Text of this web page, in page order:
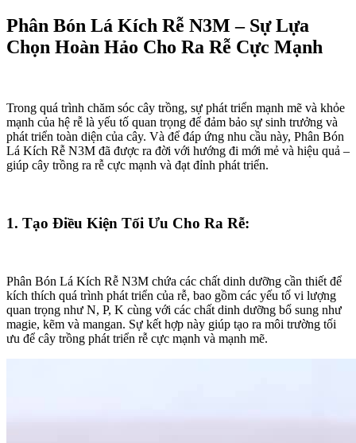
Phân Bón Lá Kích Rễ N3M – Sự Lựa
Chọn Hoàn Hảo Cho Ra Rễ Cực Mạnh
Trong quá trình chăm sóc cây trồng, sự phát triển mạnh mẽ và khỏe
mạnh của hệ rễ là yếu tố quan trọng để đảm bảo sự sinh trưởng và
phát triển toàn diện của cây. Và để đáp ứng nhu cầu này, Phân Bón
Lá Kích Rễ N3M đã được ra đời với hướng đi mới mẻ và hiệu quả –
giúp cây trồng ra rễ cực mạnh và đạt đỉnh phát triển.
1. Tạo Điều Kiện Tối Ưu Cho Ra Rễ:
Phân Bón Lá Kích Rễ N3M chứa các chất dinh dưỡng cần thiết để
kích thích quá trình phát triển của rễ, bao gồm các yếu tố vi lượng
quan trọng như N, P, K cùng với các chất dinh dưỡng bổ sung như
magie, kẽm và mangan. Sự kết hợp này giúp tạo ra môi trường tối
ưu để cây trồng phát triển rễ cực mạnh và mạnh mẽ.